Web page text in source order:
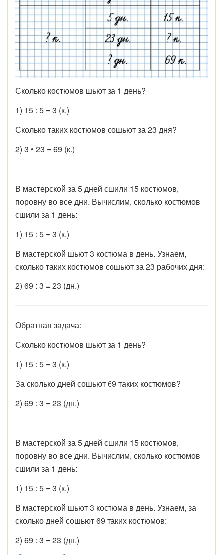
Сколько костюмов шьют за 1 день?
1) 15 : 5 = 3 (к.)
Сколько таких костюмов сошьют за 23 дня?
2) 3 • 23 = 69 (к.)
В мастерской за 5 дней сшили 15 костюмов,
поровну во все дни. Вычислим, сколько костюмов
сшили за 1 день:
1) 15 : 5 = 3 (к.)
В мастерской шьют 3 костюма в день. Узнаем,
сколько таких костюмов сошьют за 23 рабочих дня:
2) 69 : 3 = 23 (дн.)
Обратная задача:
Сколько костюмов шьют за 1 день?
1) 15 : 5 = 3 (к.)
За сколько дней сошьют 69 таких костюмов?
2) 69 : 3 = 23 (дн.)
В мастерской за 5 дней сшили 15 костюмов,
поровну во все дни. Вычислим, сколько костюмов
сшили за 1 день:
1) 15 : 5 = 3 (к.)
В мастерской шьют 3 костюма в день. Узнаем, за
сколько дней сошьют 69 таких костюмов:
2) 69 : 3 = 23 (дн.)